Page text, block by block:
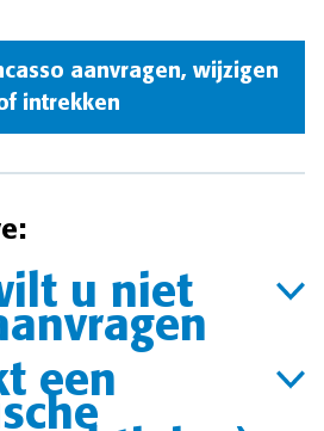
aanvragen, wijzigen
intrekken
u niet
een